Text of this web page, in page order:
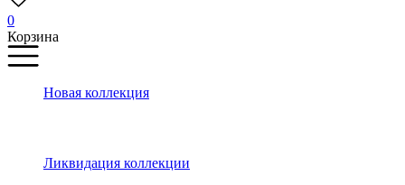
0
Корзина
Новая коллекция
Ликвидация коллекции